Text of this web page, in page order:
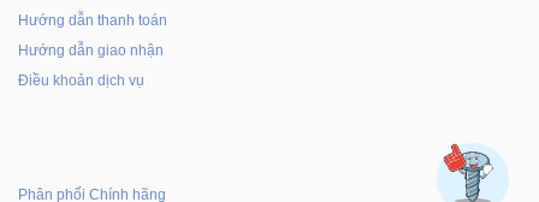
Hướng dẫn thanh toán
Hướng dẫn giao nhận
Điều khoản dịch vụ
Phân phối Chính hãng